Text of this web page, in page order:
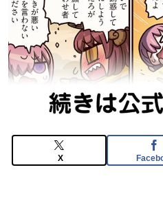
【FGO】スルトくんは保険
【FGO】ゲーム部分はガッ
いの作って挑戦するの難しい
【FGO】今から弓戴冠戦を
どっちが使いやすい？
【FGO】ゲーム部分はガッ
いの作って挑戦するの難しい
X